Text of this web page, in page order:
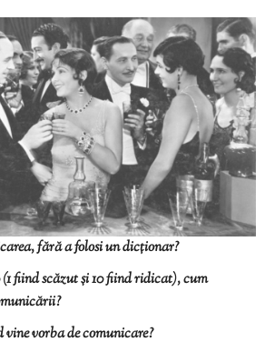
fără a folosi un dicționar?
(1 fiind scăzut și 10 fiind ridicat), cum
vine vorba de comunicare?